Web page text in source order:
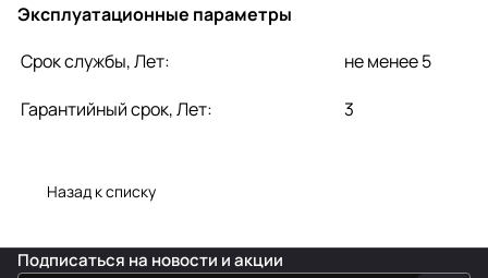
Эксплуатационные параметры
Срок службы, Лет:
не менее 5
Гарантийный срок, Лет:
3
Назад к списку
Подписаться на новости и акции